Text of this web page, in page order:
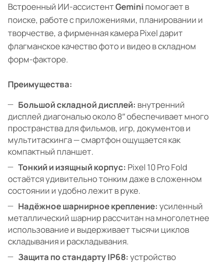
Встроенный ИИ-ассистентGemini помогает в
поиске, работе с приложениями, планировании и
творчестве, а фирменная камера Pixel дарит
флагманское качество фото и видео в складном
форм-факторе.
Преимущества:
Большой складной дисплей: внутренний
дисплей диагональю около 8″ обеспечивает много
пространства для фильмов, игр, документов и
мультитаскинга — смартфон ощущается как
компактный планшет.
Тонкий и изящный корпус: Pixel 10 Pro Fold
остаётся удивительно тонким даже в сложенном
состоянии и удобно лежит в руке.
Надёжное шарнирное крепление: усиленный
металлический шарнир рассчитан на многолетнее
использование и выдерживает тысячи циклов
складывания и раскладывания.
Защита по стандарту IP68: устройство